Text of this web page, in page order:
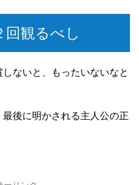
回観るべし
ないと、もったいないなと
最後に明かされる主人公の正